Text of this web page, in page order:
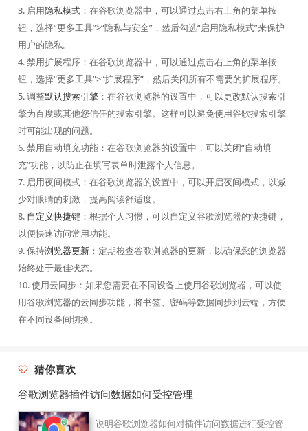
3. 启用隐私模式：在谷歌浏览器中，可以通过点击右上角的菜单按
钮，选择“更多工具”>“隐私与安全”，然后勾选“启用隐私模式”来保护
用户的隐私。
4. 禁用扩展程序：在谷歌浏览器中，可以通过点击右上角的菜单按
钮，选择“更多工具”>“扩展程序”，然后关闭所有不需要的扩展程序。
5. 调整默认搜索引擎：在谷歌浏览器的设置中，可以更改默认搜索引
擎为百度或其他您信任的搜索引擎。这样可以避免使用谷歌搜索引擎
时可能出现的问题。
6. 禁用自动填充功能：在谷歌浏览器的设置中，可以关闭“自动填
充”功能，以防止在填写表单时泄露个人信息。
7. 启用夜间模式：在谷歌浏览器的设置中，可以开启夜间模式，以减
少对眼睛的刺激，提高阅读舒适度。
8. 自定义快捷键：根据个人习惯，可以自定义谷歌浏览器的快捷键，
以便快速访问常用功能。
9. 保持浏览器更新：定期检查谷歌浏览器的更新，以确保您的浏览器
始终处于最佳状态。
10. 使用云同步：如果您需要在不同设备上使用谷歌浏览器，可以使
用谷歌浏览器的云同步功能，将书签、密码等数据同步到云端，方便
在不同设备间切换。
猜你喜欢
谷歌浏览器插件访问数据如何受控管理
说明谷歌浏览器如何对插件访问数据进行受控管